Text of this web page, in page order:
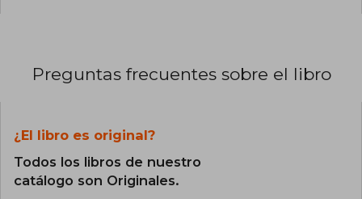
Preguntas frecuentes sobre el libro
¿El libro es original?
Todos los libros de nuestro
catálogo son Originales.